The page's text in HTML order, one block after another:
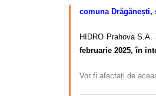
comuna Drăgănești,
HIDRO Prahova S.A.
februarie 2025, în
Vor fi afectați de